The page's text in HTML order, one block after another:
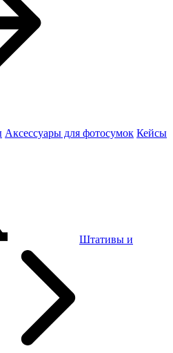
Аксессуары для фотосумок Кейсы
Штативы и